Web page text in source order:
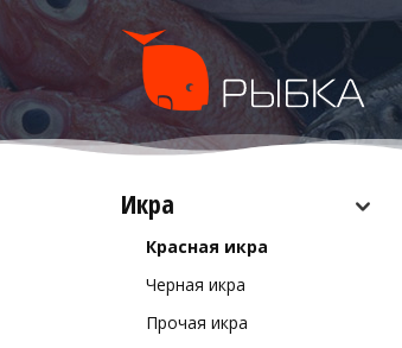
Икра
Красная икра
Черная икра
Прочая икра